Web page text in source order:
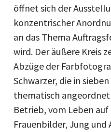
öffnet sich der
konzentrischer
an das Thema
wird. Der äußere Kreis
Abzüge der
Schwarzer, die in
thematisch angeordnet
Betrieb, vom Leben auf
Frauenbilder, Jung und